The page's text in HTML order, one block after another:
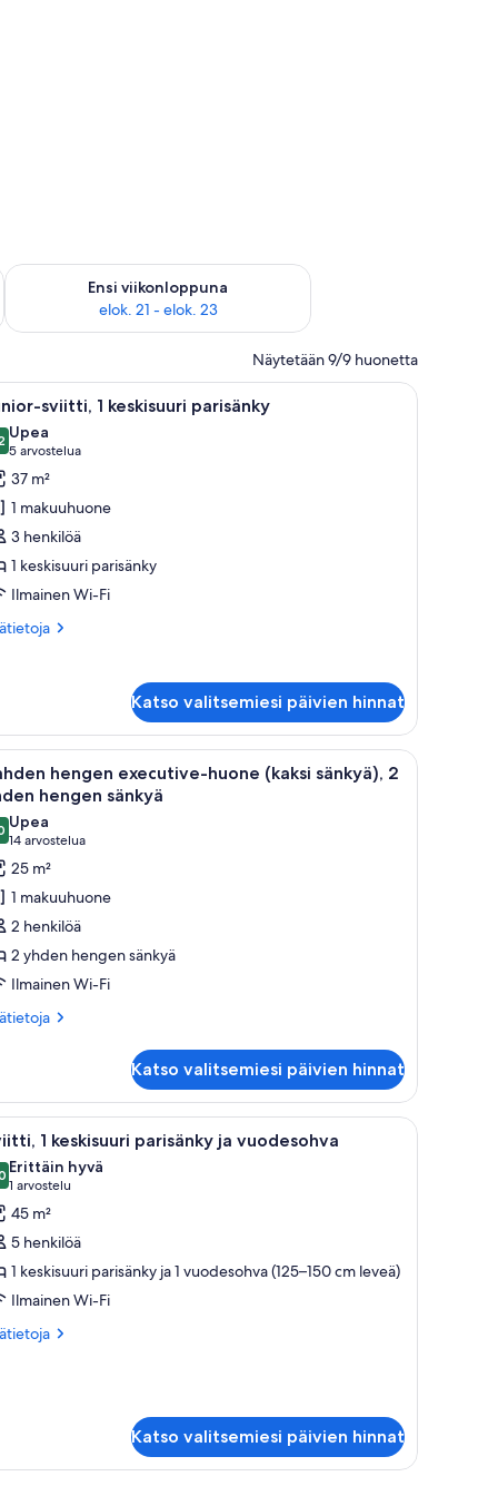
14 - elok. 16
Ensi viikonloppuna
elok. 21 - elok. 23
Tarkista ensi viikonlopun saatavuus elok. 21 - elok. 23
Näytetään 9/9 huonetta
ja televisio. Moderni hotellihuone, jossa on suuri sänky,
7 sviitti, 1 keskisuuri parisänky
kautta 10
Upea
5 arvostelua
(5
arvostelua)
37 m²
1 makuuhuone
3 henkilöä
1 keskisuuri parisänky
Ilmainen Wi-Fi
Katso valitsemiesi päivien hinnat
suuri kartta-aiheinen seinämaalaus, tuoli ja ikkuna, jossa on verhot.
Hotellihuone, jossa on kaksi sänkyä,
7
hengen executive-huone (kaksi sänkyä), 2
hengen sänkyä
kautta 10
Upea
14 arvostelua
(14
arvostelua)
25 m²
1 makuuhuone
2 henkilöä
2 yhden hengen sänkyä
Ilmainen Wi-Fi
Katso valitsemiesi päivien hinnat
tuoli, lamppu ja ikkuna, jossa on verhot.Moderni hotellihuone, jossa on suuri sänky,
2 1 keskisuuri parisänky ja vuodesohva
kautta 10
Erittäin hyvä
1 arvostelu
(1
arvostelu)
45 m²
5 henkilöä
1 keskisuuri parisänky ja 1 vuodesohva (125–150 cm leveä)
Ilmainen Wi-Fi
Katso valitsemiesi päivien hinnat